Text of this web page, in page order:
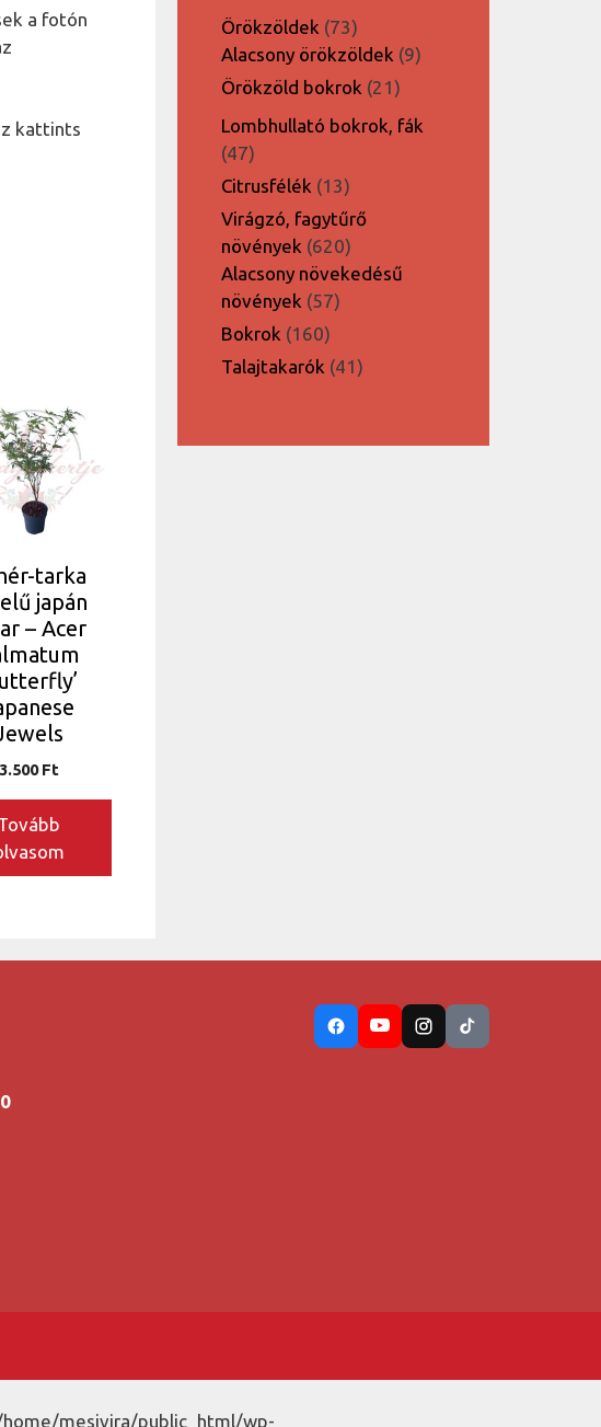
a fotón
kattints
tarka
japán
– Acer
3.500Ft
termék
Örökzöldek 7373
termék
Alacsony örökzöldek 99
Örökzöld bokrok 2121
termék
Lombhullató bokrok, fák
4747
termék
Citrusfélék 1313
termék
Virágzó, fagytűrő
növények 620620
termék
Alacsony növekedésű
növények 5757
Bokrok 160160
termék
Talajtakarók 4141
home/mesivira/public_html/wp-